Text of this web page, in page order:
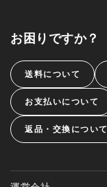
お困りですか？
送料について
お支払いについて
返品・交換について